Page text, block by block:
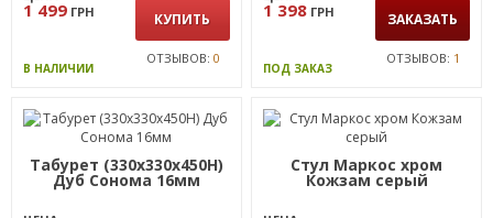
1 499 ГРН КУПИТЬ
В НАЛИЧИИ
ОТЗЫВОВ: 0
1 398 ГРН ЗАКАЗАТЬ
ПОД ЗАКАЗ
ОТЗЫВОВ: 1
Табурет (330х330х450Н)
Дуб Сонома 16мм
Стул Маркос хром
Кожзам серый